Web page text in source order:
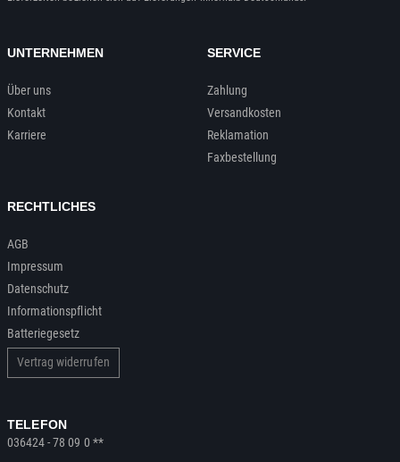
UNTERNEHMEN
Über uns
Kontakt
Karriere
SERVICE
Zahlung
Versandkosten
Reklamation
Faxbestellung
RECHTLICHES
AGB
Impressum
Datenschutz
Informationspflicht
Batteriegesetz
Vertrag widerrufen
TELEFON
036424 - 78 09 0 **